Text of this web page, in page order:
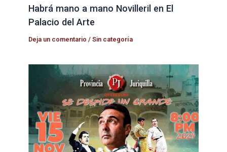
Habrá mano a mano Novilleril en El
Palacio del Arte
Deja un comentario /Sin categoría